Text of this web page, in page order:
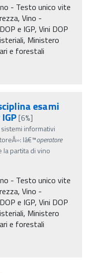
- Testo unico vite
Vino -
e IGP, Vini DOP
Ministero
e forestali
esami
[6%]
informativi
lâ€™operatore
la partita di vino
- Testo unico vite
Vino -
e IGP, Vini DOP
Ministero
e forestali